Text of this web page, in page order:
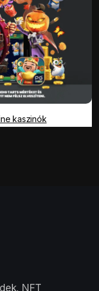
kaszinók
NFT